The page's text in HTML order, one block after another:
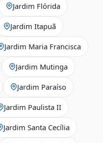
Jardim Flórida
Jardim Itapuã
Jardim Maria Francisca
Jardim Mutinga
Jardim Paraíso
Jardim Paulista II
Jardim Santa Cecília